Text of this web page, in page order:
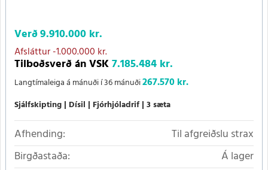
Verð9.910.000 kr.
Afsláttur-1.000.000 kr.
Tilboðsverð án VSK7.185.484 kr.
Langtímaleiga á mánuði í 36 mánuði267.570 kr.
Sjálfskipting Dísil Fjórhjóladrif 3 sæta
Afhending:
Til afgreiðslu strax
Birgðastaða:
Á lager